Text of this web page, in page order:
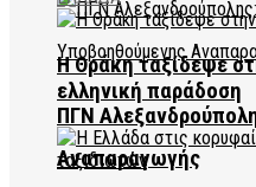
ΠΓΝ
Αναπαραγωγής
Η Θράκη ταξίδεψε
ελληνική παράδοση